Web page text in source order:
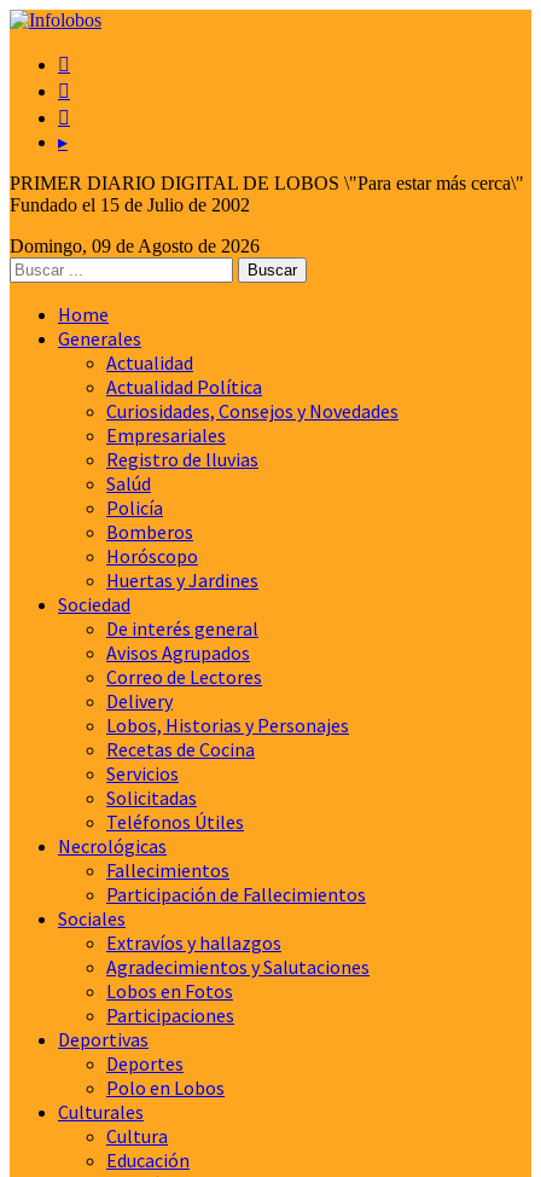



▸
PRIMER DIARIO DIGITAL DE LOBOS \"Para estar más cerca\"
Fundado el 15 de Julio de 2002
Domingo, 09 de Agosto de 2026
Home
Generales
Actualidad
Actualidad Política
Curiosidades, Consejos y Novedades
Empresariales
Registro de lluvias
Salúd
Policía
Bomberos
Horóscopo
Huertas y Jardines
Sociedad
De interés general
Avisos Agrupados
Correo de Lectores
Delivery
Lobos, Historias y Personajes
Recetas de Cocina
Servicios
Solicitadas
Teléfonos Útiles
Necrológicas
Fallecimientos
Participación de Fallecimientos
Sociales
Extravíos y hallazgos
Agradecimientos y Salutaciones
Lobos en Fotos
Participaciones
Deportivas
Deportes
Polo en Lobos
Culturales
Cultura
Educación